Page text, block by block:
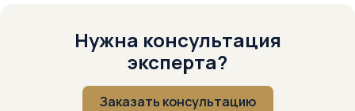
Нужна консультация
эксперта?
Заказать консультацию